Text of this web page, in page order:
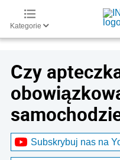
Kategorie
Czy
Subskrybuj nas na